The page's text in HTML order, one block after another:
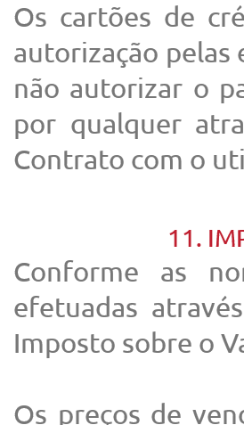
Os cartões de
autorização
não autorizar o
por qualquer
Contrato com o
11.
Conforme as
efetuadas
Imposto sobre o
Os preços de